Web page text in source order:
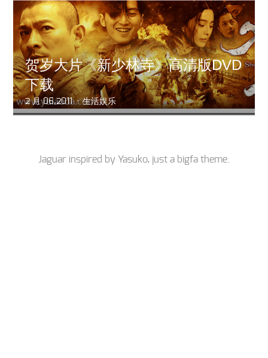
贺岁大片《新少林寺》高清版DVD
下载
2 月 06,2011 生活娱乐
Jaguar inspired by Yasuko, just a bigfa theme.